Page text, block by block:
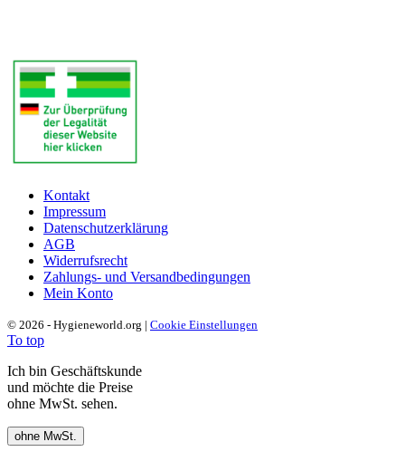
Kontakt
Impressum
Datenschutzerklärung
AGB
Widerrufsrecht
Zahlungs- und Versandbedingungen
Mein Konto
© 2026 - Hygieneworld.org | Cookie Einstellungen
To top
Ich bin Geschäftskunde
und möchte die Preise
ohne MwSt. sehen.
ohne MwSt.